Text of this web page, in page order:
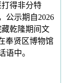
得非分特
公示期自2026
乾隆期间文
奉贤区博物馆
语中。